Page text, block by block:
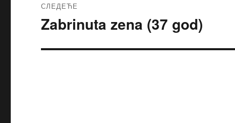
СЛЕДЕЋЕ
Следећи
Zabrinuta zena (37 god)